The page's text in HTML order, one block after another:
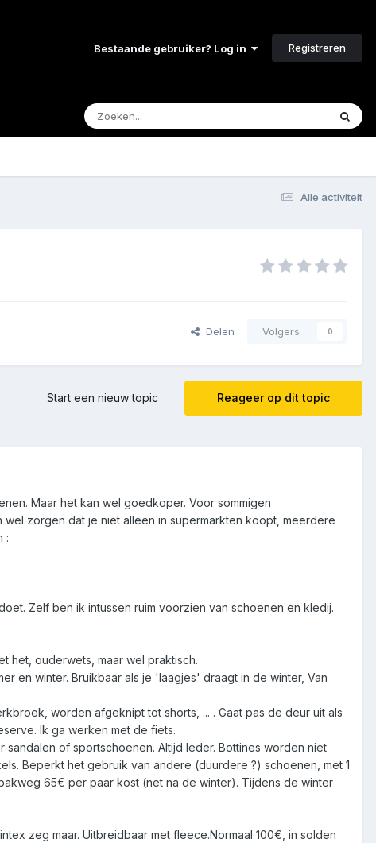
Bestaande gebruiker? Log in Registreren
Alle activiteit
Delen Volgers 0
Reageer op dit topic
Start een nieuw topic
Maar het kan wel goedkoper. Voor sommigen
zorgen dat je niet alleen in supermarkten koopt, meerdere
:
Zelf ben ik intussen ruim voorzien van schoenen en kledij.
het, ouderwets, maar wel praktisch.
en winter. Bruikbaar als je 'laagjes' draagt in de winter, Van
worden afgeknipt tot shorts, ... . Gaat pas de deur uit als
Ik ga werken met de fiets.
of sportschoenen. Altijd leder. Bottines worden niet
Beperkt het gebruik van andere (duurdere ?) schoenen, met 1
65€ per paar kost (net na de winter). Tijdens de winter
zeg maar. Uitbreidbaar met fleece.Normaal 100€, in solden